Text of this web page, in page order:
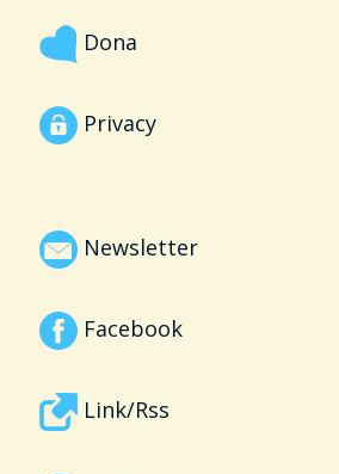
Dona
Privacy
Newsletter
Facebook
Link/Rss